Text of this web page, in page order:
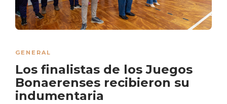
GENERAL
Los finalistas de los Juegos
Bonaerenses recibieron su
indumentaria